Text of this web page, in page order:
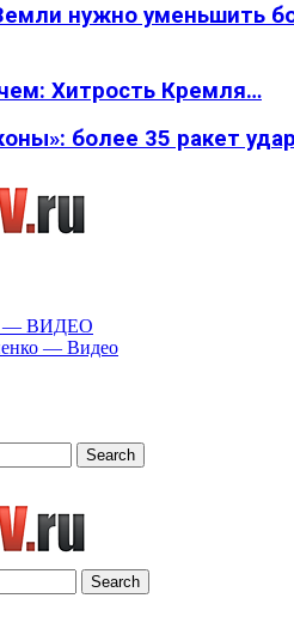
нужно уменьшить
Хитрость Кремля…
более 35 ракет
— ВИДЕО
— Видео
Search
Search